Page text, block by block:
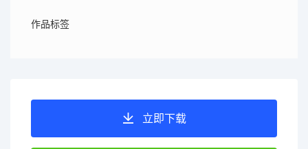
作品标签
立即下载